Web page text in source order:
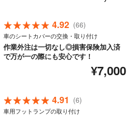
4.92 (66)
車のシートカバーの交換・取り付け
作業外注は一切なし◎損害保険加入済
で万が一の際にも安心です！
¥7,000
4.91 (6)
車用フットランプの取り付け